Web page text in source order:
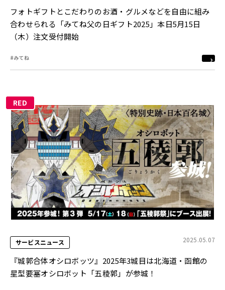
フォトギフトとこだわりのお酒・グルメなどを自由に組み
合わせられる「みてね父の日ギフト2025」本日5月15日
（木）注文受付開始
#みてね
RED
サービスニュース 2025.05.07
『城郭合体オシロボッツ』2025年3城目は北海道・函館の
星型要塞オシロボット「五稜郭」が参城！